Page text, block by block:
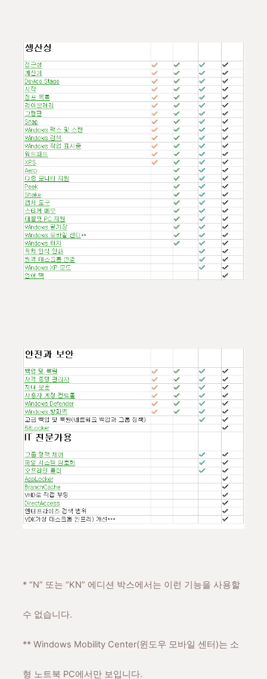
* “N” 또는 “KN” 에디션 박스에서는 이런 기능을 사용할
수 없습니다.
** Windows Mobility Center(윈도우 모바일 센터)는 소
형 노트북 PC에서만 보입니다.